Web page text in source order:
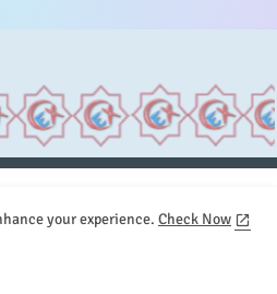
İletişim
your experience. Check Now